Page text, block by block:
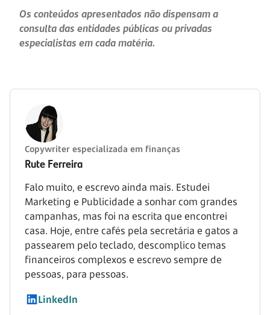
Os conteúdos apresentados não dispensam a
consulta das entidades públicas ou privadas
especialistas em cada matéria.
Copywriter especializada em finanças
Rute Ferreira
Falo muito, e escrevo ainda mais. Estudei
Marketing e Publicidade a sonhar com grandes
campanhas, mas foi na escrita que encontrei
casa. Hoje, entre cafés pela secretária e gatos a
passearem pelo teclado, descomplico temas
financeiros complexos e escrevo sempre de
pessoas, para pessoas.
LinkedIn